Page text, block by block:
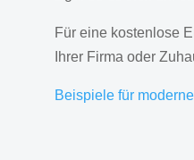
Für eine kostenlose
Ihrer Firma oder
Beispiele für